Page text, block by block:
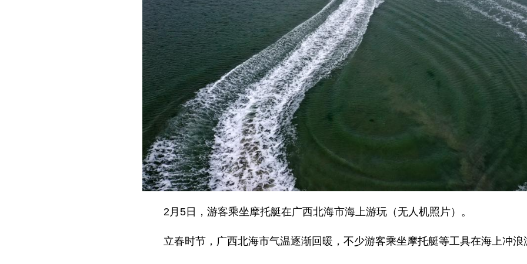
2月5日，游客乘坐摩托艇在广西北海市海上游玩（无人机照片）。
立春时节，广西北海市气温逐渐回暖，不少游客乘坐摩托艇等工具在海上冲浪